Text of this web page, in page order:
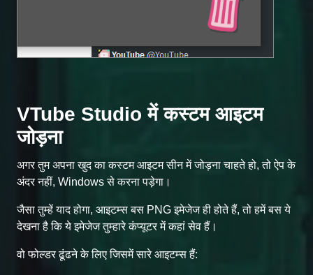
VTube Studio में कस्टम आइटम
जोड़ना
अगर तुम अपना खुद का कस्टम आइटम सीन में जोड़ना चाहते हो, तो ऐप के
अंदर नहीं, Windows से करना पड़ेगा।
जैसा तुम्हें याद होगा, आइटम्स बस PNG इमेजेज ही होते हैं, तो हमें बस ये
देखना है कि ये इमेजेज तुम्हारे कंप्यूटर में कहां सेव हैं।
वो फोल्डर ढूंढने के लिए जिसमें सारे आइटम्स हैं: